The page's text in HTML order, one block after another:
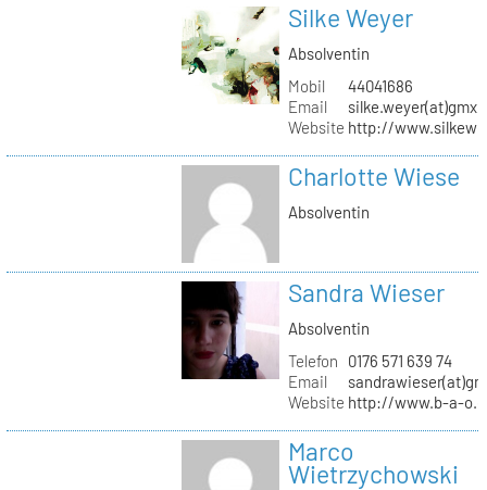
Silke Weyer
Absolventin
Mobil
44041686
Email
Website http://
Charlotte Wiese
Absolventin
Sandra Wieser
Absolventin
Telefon
0176 571 639 74
Email
Website http://www.b-a-
Marco
Wietrzychowski